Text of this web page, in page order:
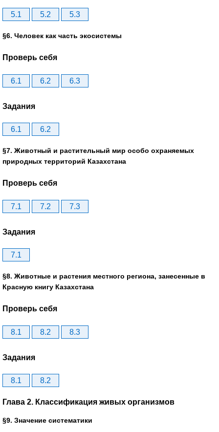
5.1 5.2 5.3
§6. Человек как часть экосистемы
Проверь себя
6.1 6.2 6.3
Задания
6.1 6.2
§7. Животный и растительный мир особо охраняемых
природных территорий Казахстана
Проверь себя
7.1 7.2 7.3
Задания
7.1
§8. Животные и растения местного региона, занесенные в
Красную книгу Казахстана
Проверь себя
8.1 8.2 8.3
Задания
8.1 8.2
Глава 2. Классификация живых организмов
§9. Значение систематики